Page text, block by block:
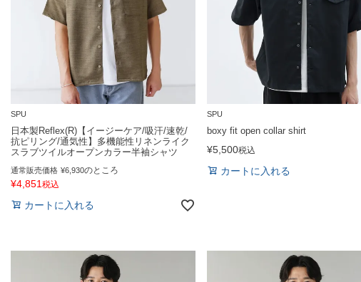
SPU
日本製Reflex(R)【イージーケア/吸汗/速乾/
抗ピリング/通気性】多機能性リネンライク
スラブツイルオープンカラー半袖シャツ
通常販売価格 ¥6,930のところ
¥4,851 税込
カートに入れる
SPU
boxy fit open collar shirt
¥5,500税込
カートに入れる